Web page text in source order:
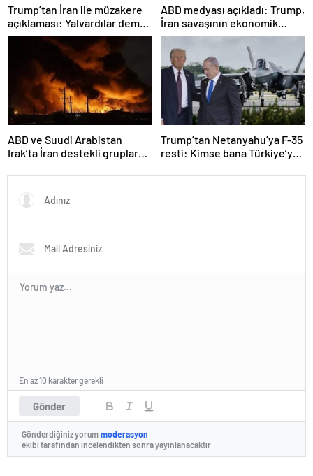
Trump’tan İran ile müzakere
açıklaması: Yalvardılar demek
istemiyorum
ABD medyası açıkladı: Trump,
İran savaşının ekonomik
sonuçlarından endişe
duyuyor
ABD ve Suudi Arabistan
Irak’ta İran destekli gruplara
düzenledi
Trump’tan Netanyahu’ya F-35
resti: Kimse bana Türkiye’ye
Gönder
En az 10 karakter gerekli
Gönderdiğiniz yorum moderasyon
ekibi tarafından incelendikten sonra yayınlanacaktır.